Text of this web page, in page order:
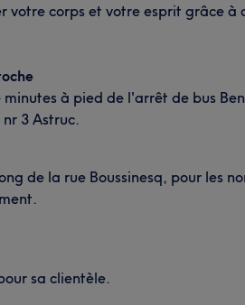
votre corps et votre esprit grâce à
à pied de l'arrêt de bus
3 Astruc.
de la rue Boussinesq, pour les
sa clientèle.